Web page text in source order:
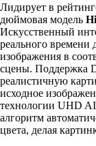
Лидирует в
дюймовая модель
Искусственный
реального времени
изображения в
сцены. Поддержка
реалистичную
исходное
технологии UHD
алгоритм
цвета, делая